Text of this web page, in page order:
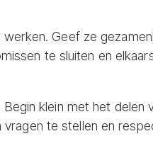
Geef ze
te sluiten en
klein met het delen
te stellen en